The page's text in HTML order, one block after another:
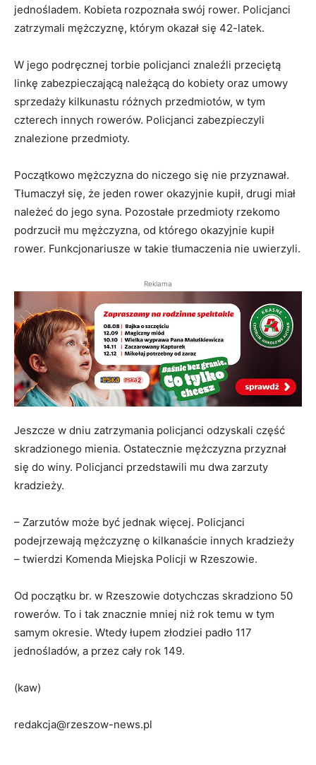
jednośladem. Kobieta rozpoznała swój rower. Policjanci
zatrzymali mężczyznę, którym okazał się 42-latek.
W jego podręcznej torbie policjanci znaleźli przeciętą
linkę zabezpieczającą należącą do kobiety oraz umowy
sprzedaży kilkunastu różnych przedmiotów, w tym
czterech innych rowerów. Policjanci zabezpieczyli
znalezione przedmioty.
Początkowo mężczyzna do niczego się nie przyznawał.
Tłumaczył się, że jeden rower okazyjnie kupił, drugi miał
należeć do jego syna. Pozostałe przedmioty rzekomo
podrzucił mu mężczyzna, od którego okazyjnie kupił
rower. Funkcjonariusze w takie tłumaczenia nie uwierzyli.
Reklama
Jeszcze w dniu zatrzymania policjanci odzyskali część
skradzionego mienia. Ostatecznie mężczyzna przyznał
się do winy. Policjanci przedstawili mu dwa zarzuty
kradzieży.
– Zarzutów może być jednak więcej. Policjanci
podejrzewają mężczyznę o kilkanaście innych kradzieży
– twierdzi Komenda Miejska Policji w Rzeszowie.
Od początku br. w Rzeszowie dotychczas skradziono 50
rowerów. To i tak znacznie mniej niż rok temu w tym
samym okresie. Wtedy łupem złodziei padło 117
jednośladów, a przez cały rok 149.
(kaw)
redakcja@rzeszow-news.pl